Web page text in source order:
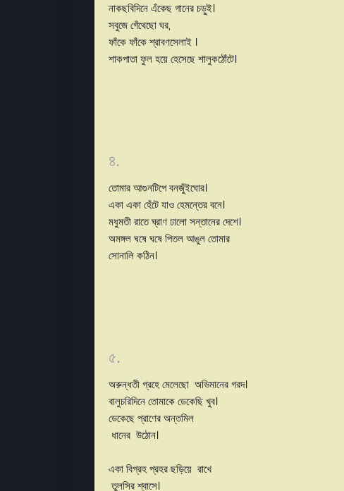
নাকছবিদিনে এঁকেছ গানের চড়ুই।
সবুজে গেঁথেছো ঘর,
ফাঁকে ফাঁকে শ্রাবণসেলাই ।
শাকপাতা ফুল হয়ে হেসেছে শালুকঠোঁটে।
৪.
তোমার আগুনটিপে বনজুঁইঘোর।
একা একা হেঁটে যাও হেমন্তের বনে।
মধুমতী রাতে ঘ্রাণ ঢালো সন্তানের দেশে।
অমঙ্গল ঘষে ঘষে পিতল আঙুল তোমার
সোনালি কঠিন।
৫.
অরুন্ধতী গ্রহে মেলেছো অভিমানের গরদ।
বালুচরিদিনে তোমাকে ডেকেছি খুব।
ডেকেছে প্রাণের অন্তমিল
ধানের উঠোন।
একা বিগ্রহ প্রহর ছড়িয়ে রাখে
তুলসির শ্বাসে।